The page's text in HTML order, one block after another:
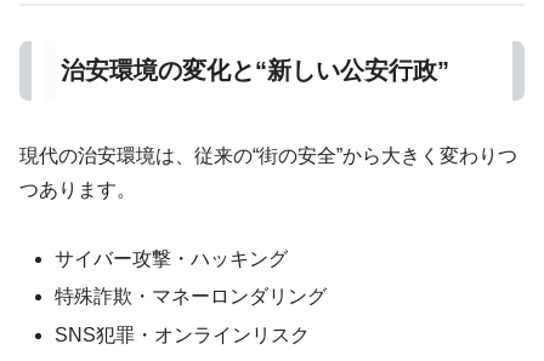
治安環境の変化と“新しい公安行政”
現代の治安環境は、従来の“街の安全”から大きく変わりつ
つあります。
サイバー攻撃・ハッキング
特殊詐欺・マネーロンダリング
SNS犯罪・オンラインリスク